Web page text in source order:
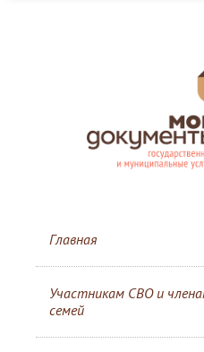
Главная
Участникам СВО и
семей